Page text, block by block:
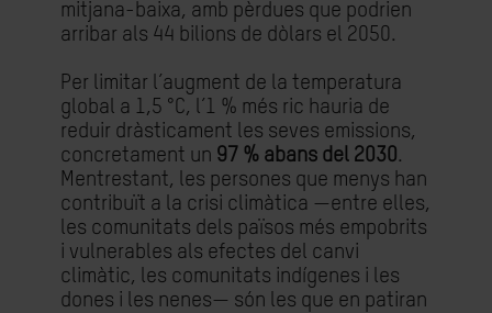
mitjana-baixa, amb pèrdues que podrien
arribar als 44 bilions de dòlars el 2050.
Per limitar l’augment de la temperatura
global a 1,5 °C, l’1 % més ric hauria de
reduir dràsticament les seves emissions,
concretament un 97 % abans del 2030.
Mentrestant, les persones que menys han
contribuït a la crisi climàtica —entre elles,
les comunitats dels països més empobrits
i vulnerables als efectes del canvi
climàtic, les comunitats indígenes i les
dones i les nenes— són les que en patiran